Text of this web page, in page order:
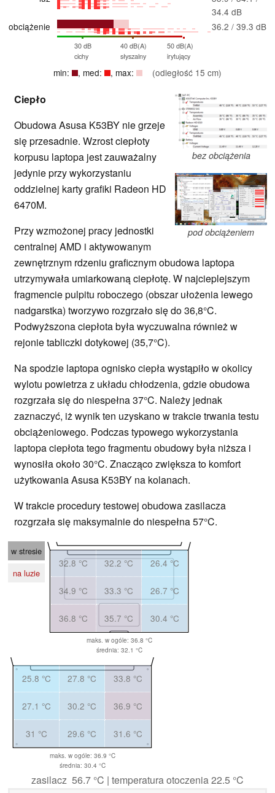
34.4 dB
obciążenie
36.2 / 39.3 dB
30 dB
cichy
40 dB(A)
słyszalny
50 dB(A)
irytujący
min: , med: , max: (odległość 15 cm)
bez obciążenia
pod obciążeniem
Ciepło
Obudowa Asusa K53BY nie grzeje
się przesadnie. Wzrost ciepłoty
korpusu laptopa jest zauważalny
jedynie przy wykorzystaniu
oddzielnej karty grafiki Radeon HD
6470M.
Przy wzmożonej pracy jednostki
centralnej AMD i aktywowanym
zewnętrznym rdzeniu graficznym obudowa laptopa
utrzymywała umiarkowaną ciepłotę. W najcieplejszym
fragmencie pulpitu roboczego (obszar ułożenia lewego
nadgarstka) tworzywo rozgrzało się do 36,8°C.
Podwyższona ciepłota była wyczuwalna również w
rejonie tabliczki dotykowej (35,7°C).
Na spodzie laptopa ognisko ciepła wystąpiło w okolicy
wylotu powietrza z układu chłodzenia, gdzie obudowa
rozgrzała się do niespełna 37°C. Należy jednak
zaznaczyć, iż wynik ten uzyskano w trakcie trwania testu
obciążeniowego. Podczas typowego wykorzystania
laptopa ciepłota tego fragmentu obudowy była niższa i
wynosiła około 30°C. Znacząco zwiększa to komfort
użytkowania Asusa K53BY na kolanach.
W trakcie procedury testowej obudowa zasilacza
rozgrzała się maksymalnie do niespełna 57°C.
w stresie
na luzie
32.8 °C 32.2 °C 26.4 °C
34.9 °C 33.3 °C 26.7 °C
36.8 °C 35.7 °C 30.4 °C
maks. w ogóle: 36.8 °C
średnia: 32.1 °C
25.8 °C 27.8 °C 33.8 °C
27.1 °C 30.2 °C 36.9 °C
31 °C 29.6 °C 31.6 °C
maks. w ogóle: 36.9 °C
średnia: 30.4 °C
zasilacz 56.7 °C | temperatura otoczenia 22.5 °C